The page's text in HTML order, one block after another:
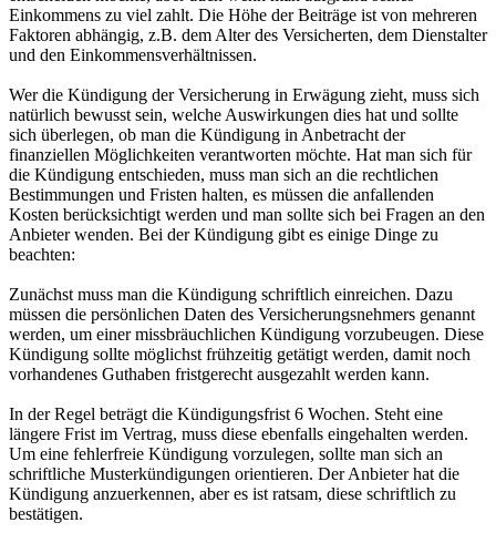
Einkommens zu viel zahlt. Die Höhe der Beiträge ist von mehreren
Faktoren abhängig, z.B. dem Alter des Versicherten, dem Dienstalter
und den Einkommensverhältnissen.
Wer die Kündigung der Versicherung in Erwägung zieht, muss sich
natürlich bewusst sein, welche Auswirkungen dies hat und sollte
sich überlegen, ob man die Kündigung in Anbetracht der
finanziellen Möglichkeiten verantworten möchte. Hat man sich für
die Kündigung entschieden, muss man sich an die rechtlichen
Bestimmungen und Fristen halten, es müssen die anfallenden
Kosten berücksichtigt werden und man sollte sich bei Fragen an den
Anbieter wenden. Bei der Kündigung gibt es einige Dinge zu
beachten:
Zunächst muss man die Kündigung schriftlich einreichen. Dazu
müssen die persönlichen Daten des Versicherungsnehmers genannt
werden, um einer missbräuchlichen Kündigung vorzubeugen. Diese
Kündigung sollte möglichst frühzeitig getätigt werden, damit noch
vorhandenes Guthaben fristgerecht ausgezahlt werden kann.
In der Regel beträgt die Kündigungsfrist 6 Wochen. Steht eine
längere Frist im Vertrag, muss diese ebenfalls eingehalten werden.
Um eine fehlerfreie Kündigung vorzulegen, sollte man sich an
schriftliche Musterkündigungen orientieren. Der Anbieter hat die
Kündigung anzuerkennen, aber es ist ratsam, diese schriftlich zu
bestätigen.